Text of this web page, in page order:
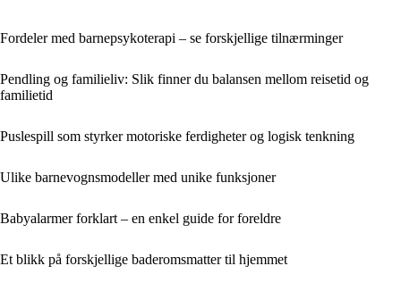
Fordeler med barnepsykoterapi – se forskjellige tilnærminger
Pendling og familieliv: Slik finner du balansen mellom reisetid og
familietid
Puslespill som styrker motoriske ferdigheter og logisk tenkning
Ulike barnevognsmodeller med unike funksjoner
Babyalarmer forklart – en enkel guide for foreldre
Et blikk på forskjellige baderomsmatter til hjemmet